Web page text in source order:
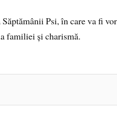
Psi, în care va fi
familiei și charismă.